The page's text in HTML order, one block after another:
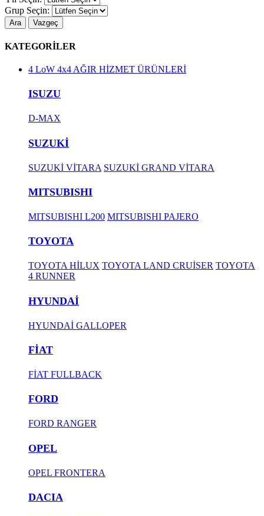
Grup Seçin:
Ara Vazgeç
KATEGORİLER
4 LoW 4x4 AĞIR HİZMET ÜRÜNLERİ
ISUZU
D-MAX
SUZUKİ
SUZUKİ VİTARA SUZUKİ GRAND VİTARA
MITSUBISHI
MITSUBISHI L200 MITSUBISHI PAJERO
TOYOTA
TOYOTA HİLUX TOYOTA LAND CRUİSER TOYOTA
4 RUNNER
HYUNDAİ
HYUNDAİ GALLOPER
FİAT
FİAT FULLBACK
FORD
FORD RANGER
OPEL
OPEL FRONTERA
DACIA